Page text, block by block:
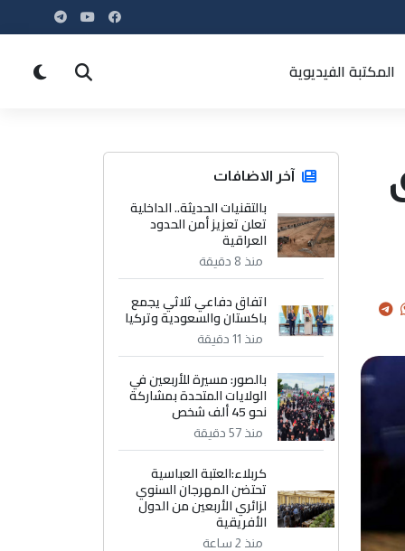
المكتبة الفيديوية
آخر الاضافات
بالتقنيات الحديثة.. الداخلية
تعلن تعزيز أمن الحدود
العراقية
منذ 8 دقيقة
اتفاق دفاعي ثلاثي يجمع
باكستان والسعودية وتركيا
منذ 11 دقيقة
بالصور: مسيرة للأربعين في
الولايات المتحدة بمشاركة
نحو 45 ألف شخص
منذ 57 دقيقة
كربلاء:العتبة العباسية
تحتضن المهرجان السنوي
لزائري الأربعين من الدول
الأفريقية
منذ 2 ساعة